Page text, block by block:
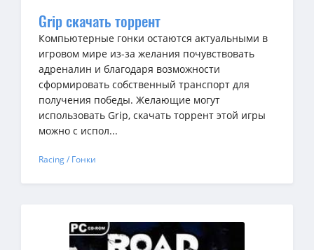
Grip скачать торрент
Компьютерные гонки остаются актуальными в
игровом мире из-за желания почувствовать
адреналин и благодаря возможности
сформировать собственный транспорт для
получения победы. Желающие могут
использовать Grip, скачать торрент этой игры
можно с испол...
Racing / Гонки